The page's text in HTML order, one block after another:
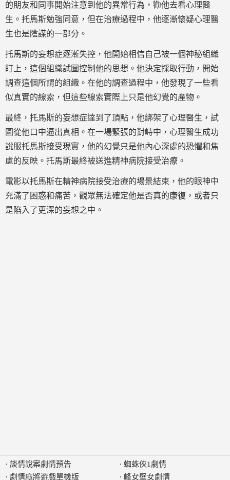
的朋友和同事開始注意到他的異常行為，勸他去看心理醫
生。托馬斯勉強同意，但在治療過程中，他逐漸懷疑心理醫
生也是陰謀的一部分。
托馬斯的妄想症逐漸失控，他開始相信自己被一個神秘組織
盯上，這個組織試圖控制他的思想。他決定採取行動，開始
調查這個所謂的組織。在他的調查過程中，他發現了一些看
似真實的線索，但這些線索實際上只是他幻覺的產物。
最終，托馬斯的妄想症達到了頂點，他綁架了心理醫生，試
圖從他口中逼出真相。在一場緊張的對峙中，心理醫生成功
說服托馬斯接受現實，他的幻覺只是他內心深處的恐懼和焦
慮的反映。托馬斯最終被送進精神病院接受治療。
電影以托馬斯在精神病院接受治療的場景結束，他的眼神中
充滿了困惑和痛苦，觀眾無法確定他是否真的康復，或者只
是陷入了更深的妄想之中。
· 談情說案劇情預告
· 劇情麻將遊戲單機版
· 蜘蛛俠1劇情
· 峰女壁女劇情